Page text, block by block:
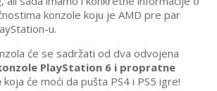
konzole koju je AMD pre par
u.
će se sadržati od dva odvojena
PlayStation 6 i propratne
koja će moći da pušta PS4 i PS5 igre!